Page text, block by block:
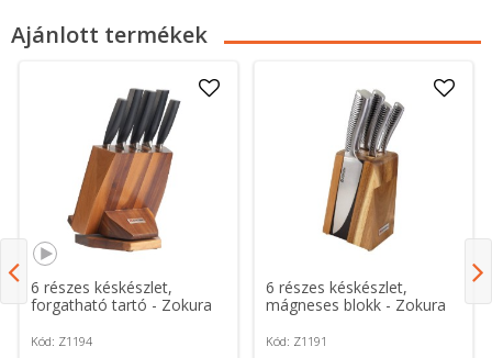
Ajánlott termékek
6 részes késkészlet,
forgatható tartó - Zokura
Kód: Z1194
6 részes késkészlet,
mágneses blokk - Zokura
Kód: Z1191